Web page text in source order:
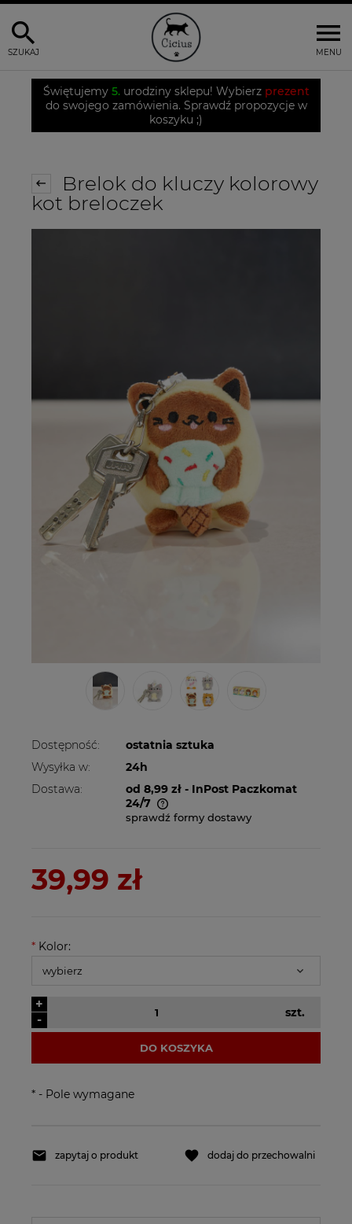
MENU
SZUKAJ
Świętujemy 5.urodziny sklepu! Wybierz prezent
do swojego zamówienia. Sprawdź propozycje w
koszyku ;)
Brelok do kluczy kolorowy
kot breloczek
Dostępność:
ostatnia sztuka
Wysyłka w:
24h
Dostawa:
od 8,99 zł - InPost Paczkomat
24/7
Cena nie zawiera ewentualnych kosztów
sprawdź formy dostawy
39,99 zł
* Kolor:
-
+
szt.
DO KOSZYKA
* - Pole wymagane
zapytaj o produkt dodaj do przechowalni